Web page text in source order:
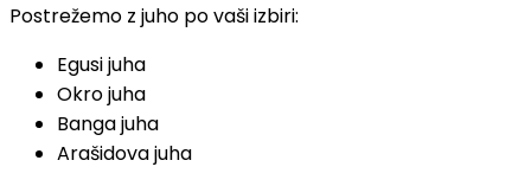
Postrežemo z juho po vaši izbiri:
Egusi juha
Okro juha
Banga juha
Arašidova juha